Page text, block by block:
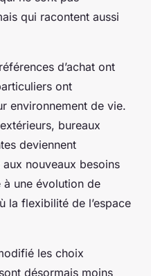
qui racontent aussi
d’achat ont
ont
environnement de vie.
bureaux
deviennent
nouveaux besoins
à une évolution de
la flexibilité de l’espace
les choix
désormais moins